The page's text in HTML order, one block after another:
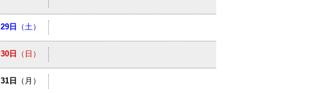
29日 （土）
30日 （日）
31日 （月）